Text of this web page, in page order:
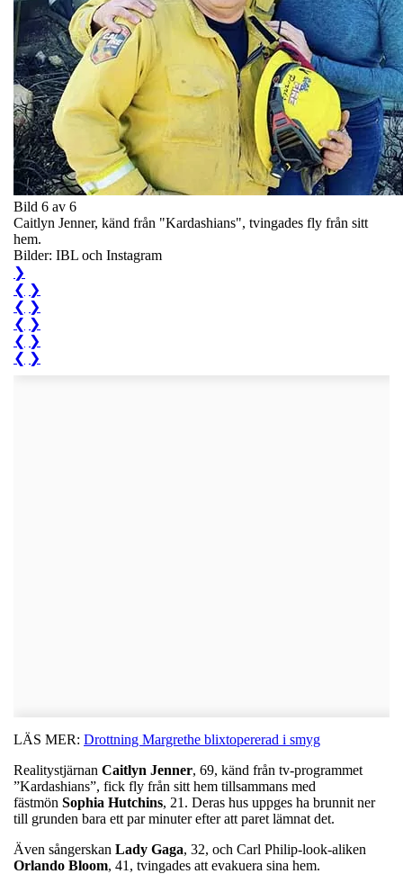
Bild 6 av 6
Caitlyn Jenner, känd från "Kardashians", tvingades fly från sitt
hem.
Bilder: IBL och Instagram
❯
❮ ❯
❮ ❯
❮ ❯
❮ ❯
❮ ❯
LÄS MER: Drottning Margrethe blixtopererad i smyg
Realitystjärnan Caitlyn Jenner, 69, känd från tv-programmet
”Kardashians”, fick fly från sitt hem tillsammans med
fästmön Sophia Hutchins, 21. Deras hus uppges ha brunnit ner
till grunden bara ett par minuter efter att paret lämnat det.
Även sångerskan Lady Gaga, 32, och Carl Philip-look-aliken
Orlando Bloom, 41, tvingades att evakuera sina hem.